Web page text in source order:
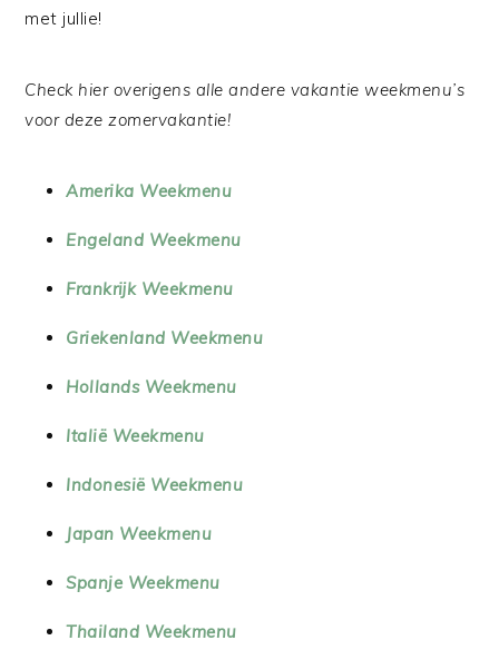
met jullie!
Check hier overigens alle andere vakantie weekmenu’s
voor deze zomervakantie!
Amerika Weekmenu
Engeland Weekmenu
Frankrijk Weekmenu
Griekenland Weekmenu
Hollands Weekmenu
Italië Weekmenu
Indonesië Weekmenu
Japan Weekmenu
Spanje Weekmenu
Thailand Weekmenu